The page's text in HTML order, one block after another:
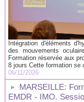
Intégration d'éléments
des mouvements
Formation réservée aux
8 jours Cette formation se
06/11/2026
MARSEILLE:
EMDR - IMO.